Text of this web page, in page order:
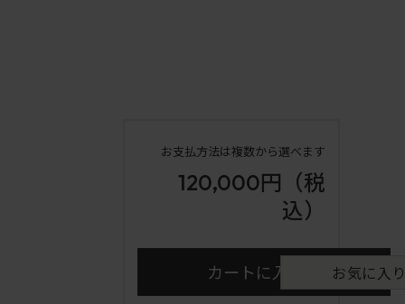
お支払方法は複数から選べます
120,000円 （税
込）
カートに入れる お気に入